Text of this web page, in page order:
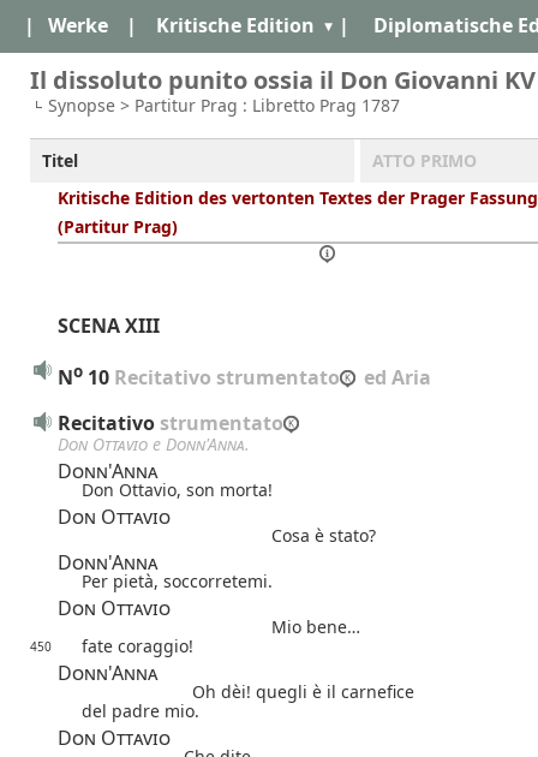
| Werke | Kritische Edition | Diplomatische
Il dissoluto punito ossia il Don Giovanni KV
Synopse > Partitur Prag : Libretto Prag 1787
Titel
ATTO PRIMO
Kritische Edition des vertonten Textes der Prager Fassung
(Partitur Prag)
SCENA XIII
No 10 Recitativo strumentato
ed Aria
Recitativo strumentato
Don Ottavio e Donn'Anna.
Donn'Anna
Don Ottavio, son morta!
Don Ottavio
Cosa è stato?
Donn'Anna
Per pietà, soccorretemi.
Don Ottavio
Mio bene…
450 fate coraggio!
Donn'Anna
Oh dèi! quegli è il carnefice
del padre mio.
Don Ottavio